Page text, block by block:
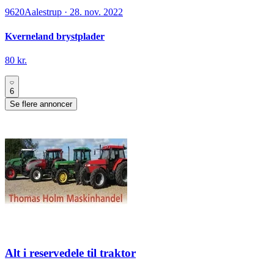
9620Aalestrup · 28. nov. 2022
Kverneland brystplader
80 kr.
6
Se flere annoncer
Alt i reservedele til traktor